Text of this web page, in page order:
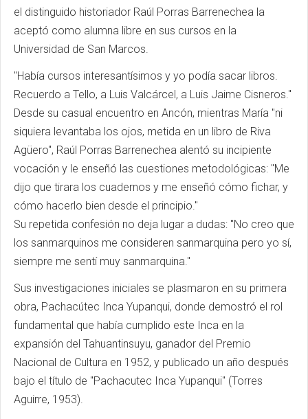
el distinguido historiador Raúl Porras Barrenechea la
aceptó como alumna libre en sus cursos en la
Universidad de San Marcos.
"Había cursos interesantísimos y yo podía sacar libros.
Recuerdo a Tello, a Luis Valcárcel, a Luis Jaime Cisneros."
Desde su casual encuentro en Ancón, mientras María "ni
siquiera levantaba los ojos, metida en un libro de Riva
Agüero", Raúl Porras Barrenechea alentó su incipiente
vocación y le enseñó las cuestiones metodológicas: "Me
dijo que tirara los cuadernos y me enseñó cómo fichar, y
cómo hacerlo bien desde el principio."
Su repetida confesión no deja lugar a dudas: "No creo que
los sanmarquinos me consideren sanmarquina pero yo sí,
siempre me sentí muy sanmarquina."
Sus investigaciones iniciales se plasmaron en su primera
obra, Pachacútec Inca Yupanqui, donde demostró el rol
fundamental que había cumplido este Inca en la
expansión del Tahuantinsuyu, ganador del Premio
Nacional de Cultura en 1952, y publicado un año después
bajo el título de "Pachacutec Inca Yupanqui" (Torres
Aguirre, 1953).